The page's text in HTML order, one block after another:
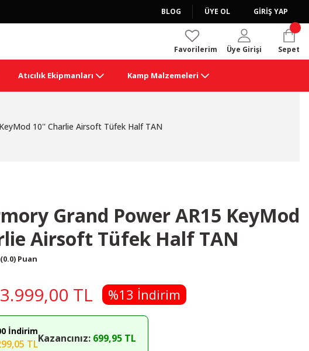
BLOG ÜYE OL GİRİŞ YAP
Favorilerim Üye Girişi Sepet
Atıcılık Ekipmanları Kamp Malzemeleri
10'' Charlie Airsoft Tüfek Half TAN
Grand Power AR15 KeyMod
Airsoft Tüfek Half TAN
Puan
TL %13 İndirim
İndirim
TLKazancınız: 699,95 TL